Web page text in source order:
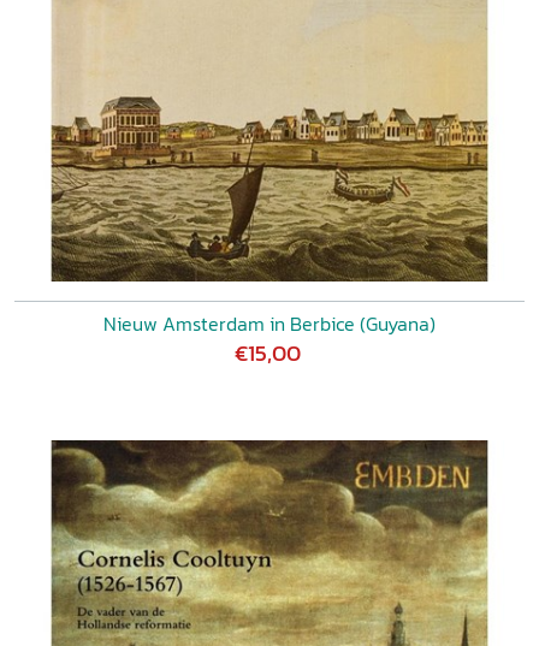
Nieuw Amsterdam in Berbice (Guyana)
€15,00